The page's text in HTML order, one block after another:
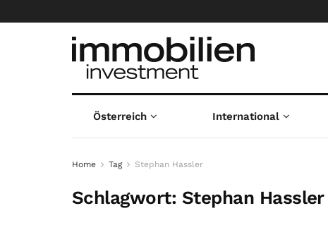
Österreich International
Home Tag Stephan Hassler
Schlagwort: Stephan Hassler